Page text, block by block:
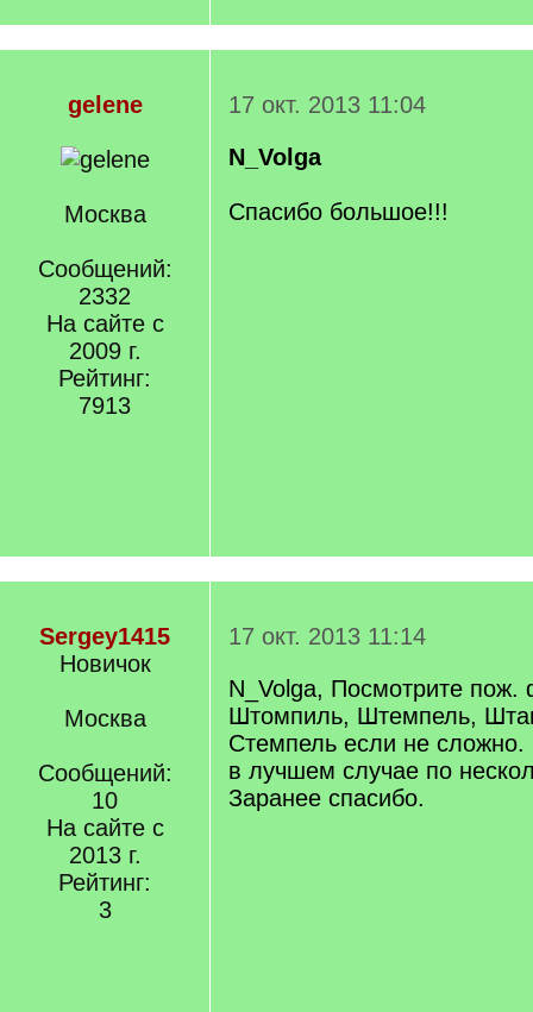
gelene
Москва
Сообщений:
2332
На сайте с
2009 г.
Рейтинг:
7913
17 окт. 2013 11:04
N_Volga
Спасибо большое!!!
Sergey1415
Новичок
Москва
Сообщений:
10
На сайте с
2013 г.
Рейтинг:
3
17 окт. 2013 11:14
N_Volga, Посмотрите
Штомпиль, Штемпель,
Стемпель если не сложно.
в лучшем случае по
Заранее спасибо.